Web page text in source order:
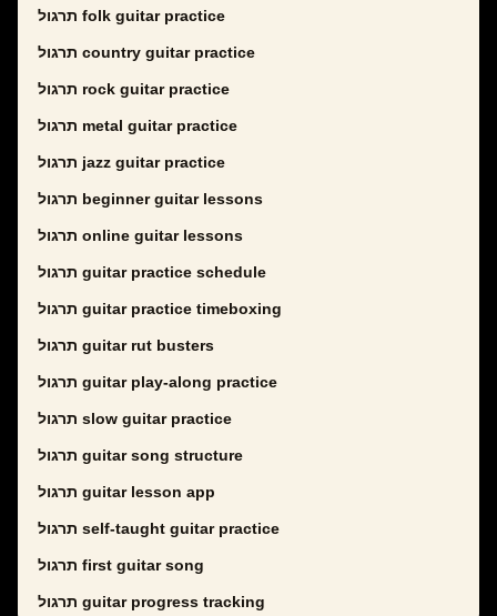
תרגול folk guitar practice
תרגול country guitar practice
תרגול rock guitar practice
תרגול metal guitar practice
תרגול jazz guitar practice
תרגול beginner guitar lessons
תרגול online guitar lessons
תרגול guitar practice schedule
תרגול guitar practice timeboxing
תרגול guitar rut busters
תרגול guitar play-along practice
תרגול slow guitar practice
תרגול guitar song structure
תרגול guitar lesson app
תרגול self-taught guitar practice
תרגול first guitar song
תרגול guitar progress tracking